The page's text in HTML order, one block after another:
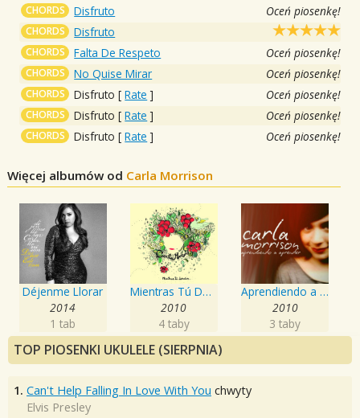
CHORDS Disfruto Oceń piosenkę!
CHORDS Disfruto
CHORDS Falta De Respeto Oceń piosenkę!
CHORDS No Quise Mirar Oceń piosenkę!
CHORDS Disfruto [Rate ] Oceń piosenkę!
CHORDS Disfruto [Rate ] Oceń piosenkę!
CHORDS Disfruto [Rate ] Oceń piosenkę!
Więcej albumów od Carla Morrison
Déjenme Llorar
2014
1 tab
Mientras Tú Dormías
2010
4 taby
Aprendiendo a Aprender
2010
3 taby
TOP PIOSENKI UKULELE (SIERPNIA)
1. Can't Help Falling In Love With You chwyty
Elvis Presley